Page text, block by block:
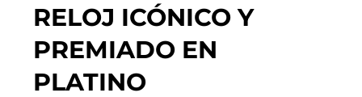
RELOJ ICÓNICO Y
PREMIADO EN
PLATINO